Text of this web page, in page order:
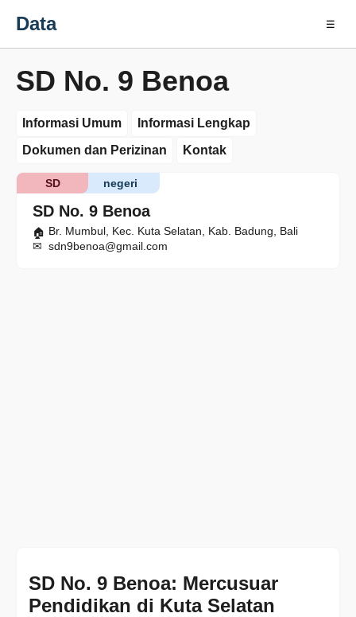
Data ☰
SD No. 9 Benoa
Informasi Umum
Informasi Lengkap
Dokumen dan Perizinan
Kontak
SD No. 9 Benoa
negeri
SD
Br. Mumbul, Kec. Kuta Selatan, Kab. Badung, Bali
sdn9benoa@gmail.com
SD No. 9 Benoa: Mercusuar
Pendidikan di Kuta Selatan